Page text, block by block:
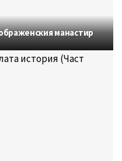
манастир